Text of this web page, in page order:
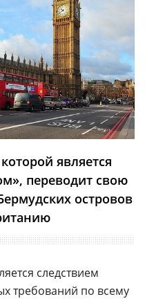
является
переводит свою
островов
следствием
требований по всему